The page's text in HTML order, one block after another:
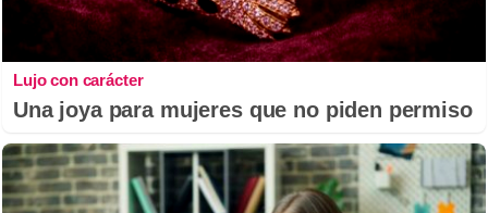
Lujo con carácter
Una joya para mujeres que no piden permiso